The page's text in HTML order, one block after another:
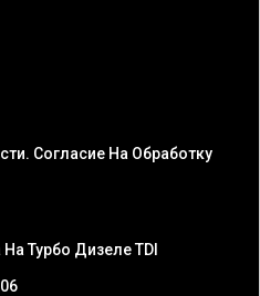
Согласие На Обработку
Турбо Дизеле TDI